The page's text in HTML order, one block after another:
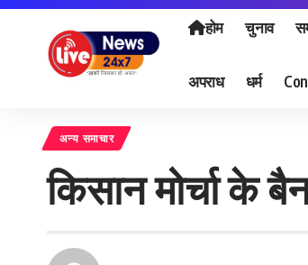
होम चुनाव
अपराध धर्म
अन्य समाचार
किसान मोर्चा के